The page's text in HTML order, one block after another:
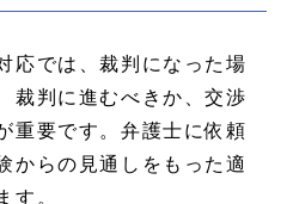
応では、裁判になった場
裁判に進むべきか、交渉
重要です。弁護士に依頼
からの見通しをもった適
す。